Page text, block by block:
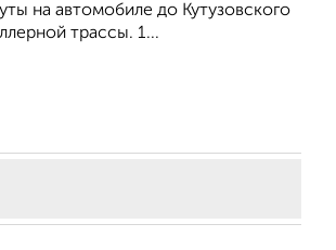
на автомобиле до Кутузовского
трассы. 1...